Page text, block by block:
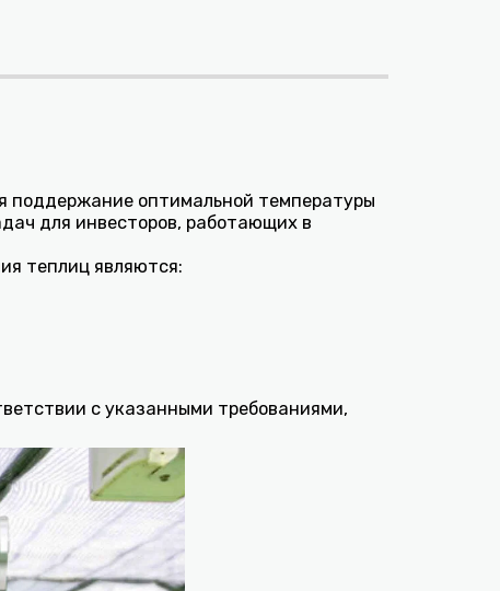
поддержание оптимальной температуры
для инвесторов, работающих в
теплиц являются:
с указанными требованиями,